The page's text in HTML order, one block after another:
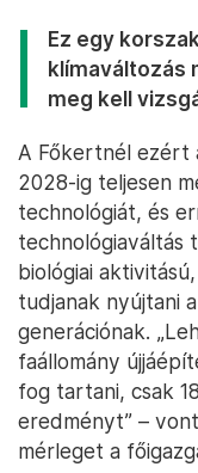
Ez egy
klímaváltozás
meg kell
A Főkertnél ezért
2028-ig teljesen
technológiát, és
technológiaváltás
biológiai
tudjanak nyújtani
generációnak.
faállomány
fog tartani, csak
eredményt” –
mérleget a